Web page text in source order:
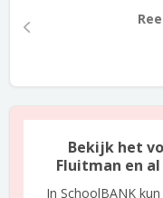
Bekijk het
Fluitman en
In SchoolBANK